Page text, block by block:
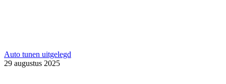
Auto tunen uitgelegd
29 augustus 2025